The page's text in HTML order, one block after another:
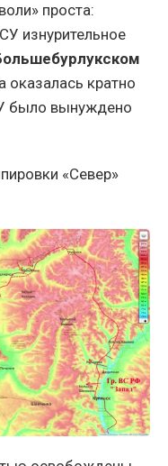
проста:
изнурительное
оказалась кратно
было вынуждено
«Север»